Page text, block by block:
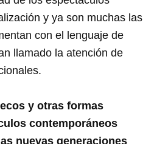
y ya son muchas las
con el lenguaje de
llamado la atención de
y otras formas
contemporáneos
nuevas generaciones